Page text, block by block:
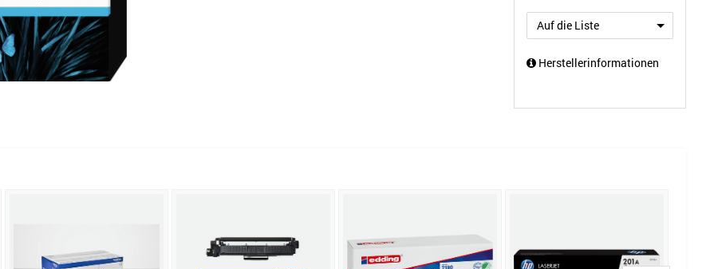
Auf die Liste
Herstellerinformationen